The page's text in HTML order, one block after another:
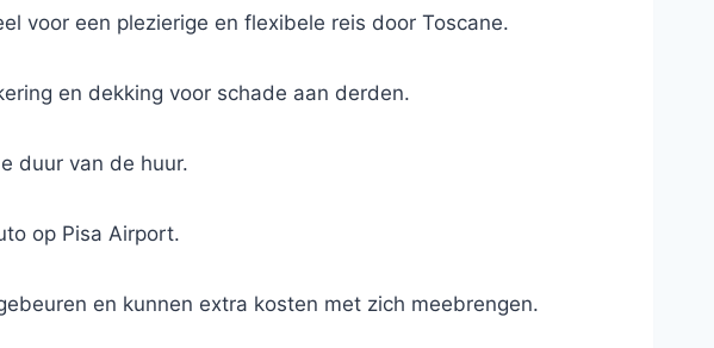
voor een plezierige en flexibele reis door Toscane.
en dekking voor schade aan derden.
duur van de huur.
op Pisa Airport.
en kunnen extra kosten met zich meebrengen.